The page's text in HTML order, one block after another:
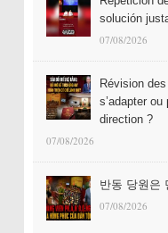
solución
07/08/2026
Révision
s’adapter
direction ?
07/08/2026
반동 당원은
07/08/2026